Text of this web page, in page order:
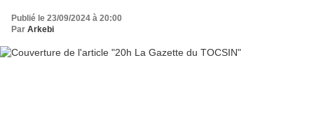
Publié le 23/09/2024 à 20:00
Par Arkebi